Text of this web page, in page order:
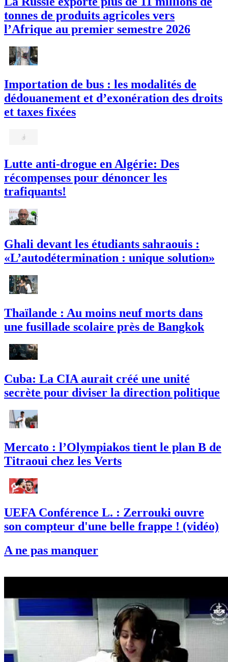
tonnes de produits agricoles vers
l’Afrique au premier semestre 2026
Importation de bus : les modalités de
dédouanement et d’exonération des droits
et taxes fixées
Lutte anti-drogue en Algérie: Des
récompenses pour dénoncer les
trafiquants!
Ghali devant les étudiants sahraouis :
«L’autodétermination : unique solution»
Thaïlande : Au moins neuf morts dans
une fusillade scolaire près de Bangkok
Cuba: La CIA aurait créé une unité
secrète pour diviser la direction politique
Mercato : l’Olympiakos tient le plan B de
Titraoui chez les Verts
UEFA Conférence L. : Zerrouki ouvre
son compteur d'une belle frappe ! (vidéo)
A ne pas manquer